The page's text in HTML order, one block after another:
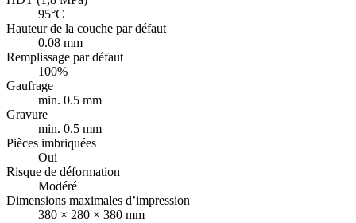
95°C
Hauteur de la couche par défaut
0.08 mm
Remplissage par défaut
100%
Gaufrage
min. 0.5 mm
Gravure
min. 0.5 mm
Pièces imbriquées
Oui
Risque de déformation
Modéré
Dimensions maximales d’impression
380 × 280 × 380 mm